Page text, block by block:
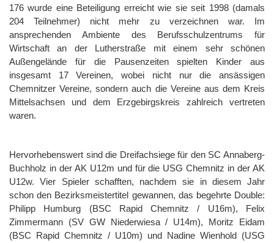
176 wurde eine Beteiligung erreicht wie sie seit 1998 (damals
204 Teilnehmer) nicht mehr zu verzeichnen war. Im
ansprechenden Ambiente des Berufsschulzentrums für
Wirtschaft an der Lutherstraße mit einem sehr schönen
Außengelände für die Pausenzeiten spielten Kinder aus
insgesamt 17 Vereinen, wobei nicht nur die ansässigen
Chemnitzer Vereine, sondern auch die Vereine aus dem Kreis
Mittelsachsen und dem Erzgebirgskreis zahlreich vertreten
waren.
Hervorhebenswert sind die Dreifachsiege für den SC Annaberg-
Buchholz in der AK U12m und für die USG Chemnitz in der AK
U12w. Vier Spieler schafften, nachdem sie in diesem Jahr
schon den Bezirksmeistertitel gewannen, das begehrte Double:
Philipp Humburg (BSC Rapid Chemnitz / U16m), Felix
Zimmermann (SV GW Niederwiesa / U14m), Moritz Eidam
(BSC Rapid Chemnitz / U10m) und Nadine Wienhold (USG